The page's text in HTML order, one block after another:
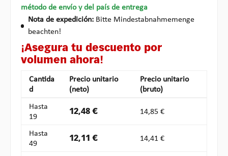
método de envío y del país de entrega
Nota de expedición: Bitte Mindestabnahmemenge
beachten!
¡Asegura tu descuento por
volumen ahora!
Cantida
d
Precio unitario
(neto)
Precio unitario
(bruto)
Hasta
19
12,48 € 14,85 €
Hasta
49
12,11 € 14,41 €